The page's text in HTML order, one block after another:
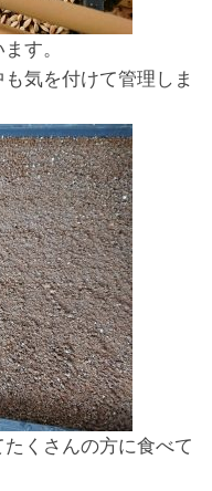
す。
気を付けて管理しま
くさんの方に食べて